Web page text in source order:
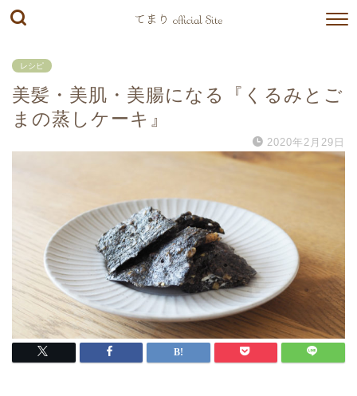
レシピ
美髪・美肌・美腸になる『くるみとご
まの蒸しケーキ』
2020年2月29日